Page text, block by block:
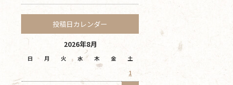
投稿日カレンダー
2026年8月
日 月 火 水 木 金 土
1